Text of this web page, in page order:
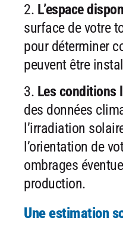
2. L’espace
surface de votre
pour déterminer
peuvent être
3. Les conditions
des données
l’irradiation
l’orientation de
ombrages
production.
Une estimation